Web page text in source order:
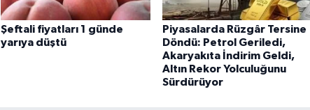
Şeftali fiyatları 1 günde
yarıya düştü
Piyasalarda Rüzgâr Tersine
Döndü: Petrol Geriledi,
Akaryakıta İndirim Geldi,
Altın Rekor Yolculuğunu
Sürdürüyor